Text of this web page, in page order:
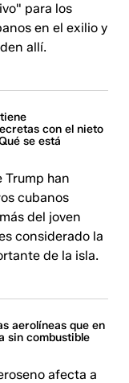
para los
en el exilio y
allí.
con el nieto
se está
Trump han
cubanos
del joven
considerado la
de la isla.
aerolíneas que en
sin combustible
afecta a